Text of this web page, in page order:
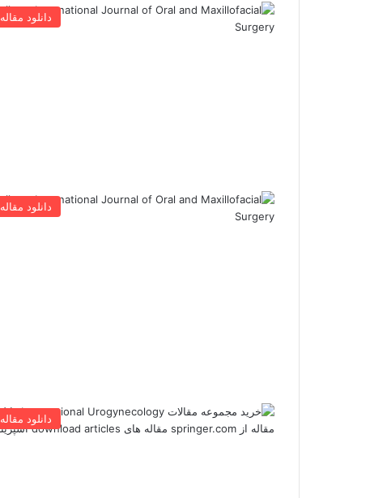
دانلود مقاله
دانلود مقاله
دانلود مقاله